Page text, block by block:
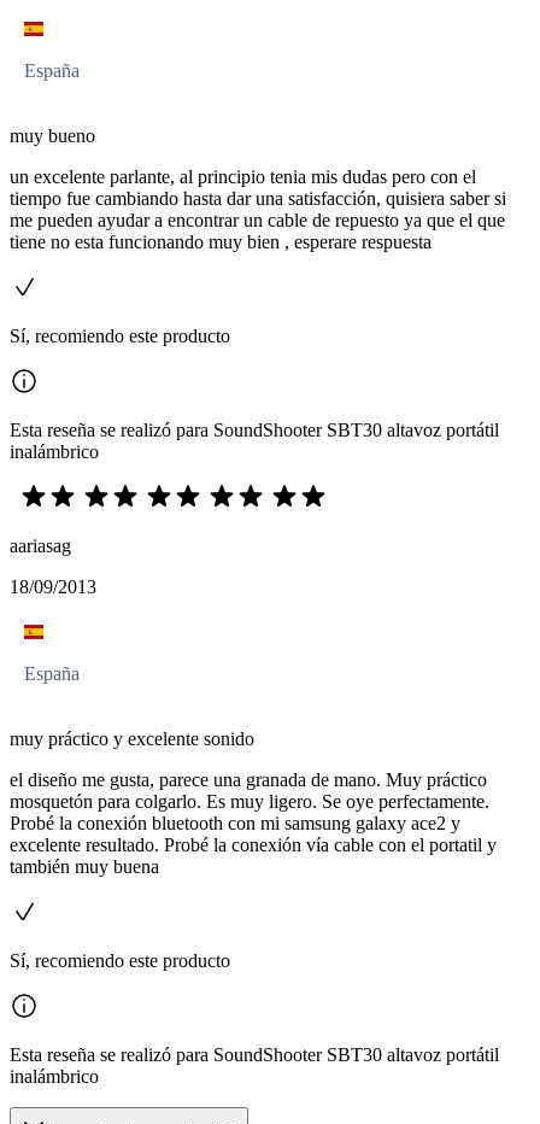
España
muy bueno
un excelente parlante, al principio tenia mis dudas pero con el
tiempo fue cambiando hasta dar una satisfacción, quisiera saber si
me pueden ayudar a encontrar un cable de repuesto ya que el que
tiene no esta funcionando muy bien , esperare respuesta
Sí, recomiendo este producto
Esta reseña se realizó para SoundShooter SBT30 altavoz portátil
inalámbrico
aariasag
18/09/2013
España
muy práctico y excelente sonido
el diseño me gusta, parece una granada de mano. Muy práctico
mosquetón para colgarlo. Es muy ligero. Se oye perfectamente.
Probé la conexión bluetooth con mi samsung galaxy ace2 y
excelente resultado. Probé la conexión vía cable con el portatil y
también muy buena
Sí, recomiendo este producto
Esta reseña se realizó para SoundShooter SBT30 altavoz portátil
inalámbrico